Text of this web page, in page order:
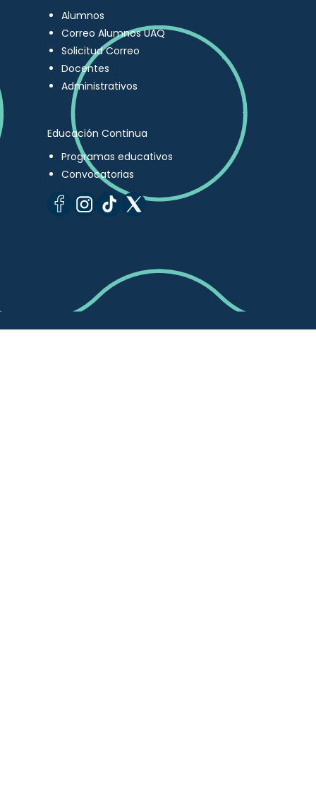
Alumnos
Correo Alumnos UAQ
Solicitud Correo
Docentes
Administrativos
Educación Continua
Programas educativos
Convocatorias